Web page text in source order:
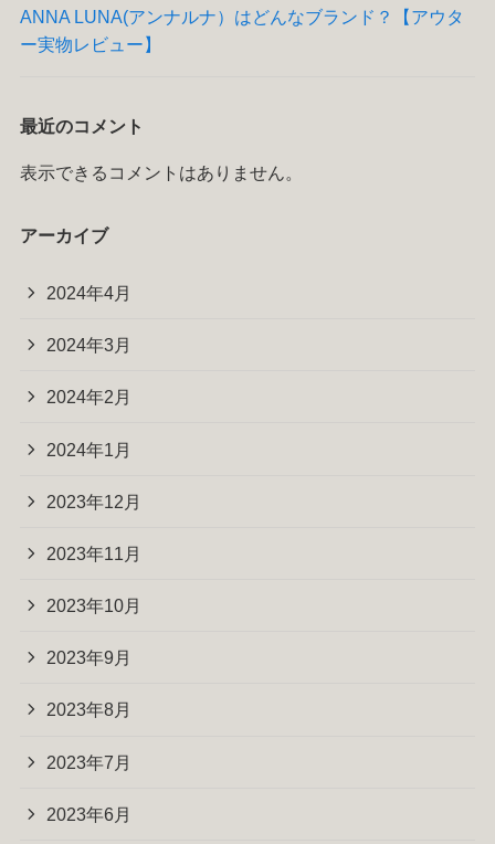
ANNA LUNA(アンナルナ）はどんなブランド？【アウタ
ー実物レビュー】
最近のコメント
表示できるコメントはありません。
アーカイブ
2024年4月
2024年3月
2024年2月
2024年1月
2023年12月
2023年11月
2023年10月
2023年9月
2023年8月
2023年7月
2023年6月